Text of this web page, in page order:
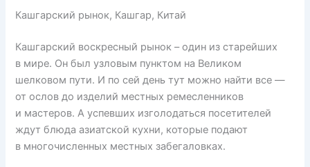
Кашгарский рынок, Кашгар, Китай
Кашгарский воскресный рынок – один из старейших
в мире. Он был узловым пунктом на Великом
шелковом пути. И по сей день тут можно найти все —
от ослов до изделий местных ремесленников
и мастеров. А успевших изголодаться посетителей
ждут блюда азиатской кухни, которые подают
в многочисленных местных забегаловках.